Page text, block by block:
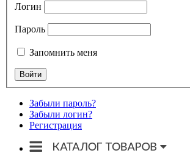
Логин
Пароль
Запомнить меня
Забыли пароль?
Забыли логин?
Регистрация